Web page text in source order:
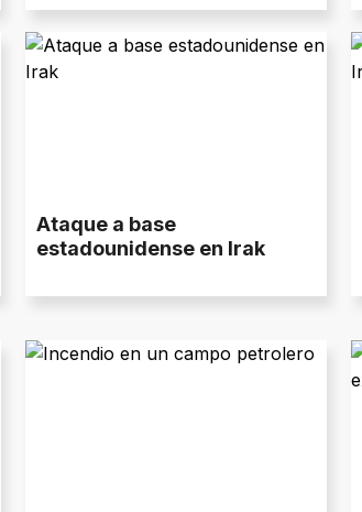
Ataque a base
estadounidense en Irak